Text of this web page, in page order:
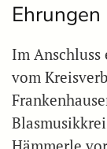
Ehrungen
Im
vom